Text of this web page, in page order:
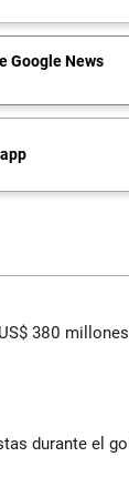
Google News
380
durante el